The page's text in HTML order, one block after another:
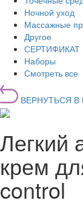
Ночной уход
Массажные
Другое
СЕРТИФИКАТ
Наборы
Смотреть все
ВЕРНУТЬСЯ
Легкий
крем
control